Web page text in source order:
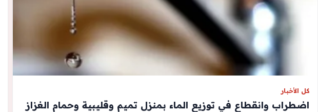
كل الأخبار
اضطراب وانقطاع في توزيع الماء بمنزل تميم وقليبية وحمام الغزاز